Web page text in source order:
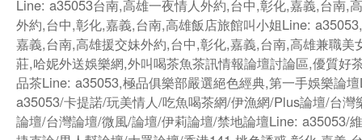
Line: a35053台南,高雄一夜情人外約,台中,彰化,嘉義,台南,
外約,台中,彰化,嘉義,台南,高雄飯店旅館叫小姐Line:
嘉義,台南,高雄援交妹外約,台中,彰化,嘉義,台南,高雄兼職美
莊,哈妮外送娛樂網,外叫喝茶魚茶訊情報論壇討論區,優質好
品茶Line: a35053,極品俱樂部嚴選絕色經典,第一手娛樂論
a35053/卡提諾/玩美情人/吃魚喝茶網/伊漁網/Plus論壇/台灣
論壇/台灣論壇/微風/論壇/伊莉論壇/禁地論壇Line: a35053/